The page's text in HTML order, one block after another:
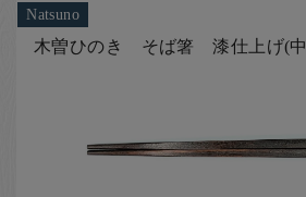
Natsuno
木曽ひのき そば箸 漆仕上げ(